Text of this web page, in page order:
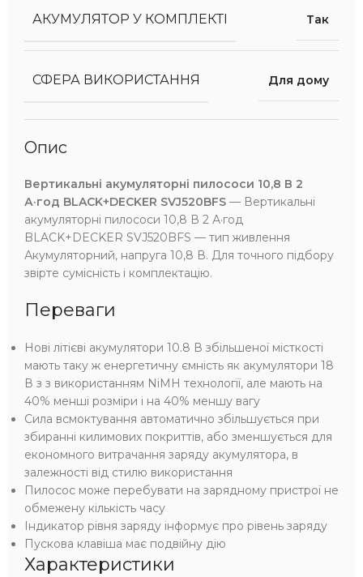
АКУМУЛЯТОР У КОМПЛЕКТІ Так
СФЕРА ВИКОРИСТАННЯ Для дому
Опис
Вертикальні акумуляторні пилососи 10,8 В 2
А·год BLACK+DECKER SVJ520BFS — Вертикальні
акумуляторні пилососи 10,8 В 2 А·год
BLACK+DECKER SVJ520BFS — тип живлення
Акумуляторний, напруга 10,8 В. Для точного підбору
звірте сумісність і комплектацію.
Переваги
Нові літієві акумулятори 10.8 В збільшеної місткості
мають таку ж енергетичну ємність як акумулятори 18
В з з використанням NiMH технології, але мають на
40% менші розміри і на 40% меншу вагу
Сила всмоктування автоматично збільшується при
збиранні килимових покриттів, або зменшується для
економного витрачання заряду акумулятора, в
залежності від стилю використання
Пилосос може перебувати на зарядному пристрої не
обмежену кількість часу
Індикатор рівня заряду інформує про рівень заряду
Пускова клавіша має подвійну дію
Характеристики